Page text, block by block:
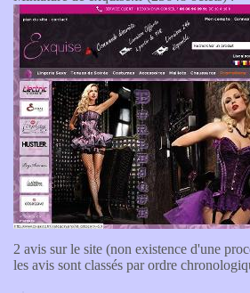
2 avis sur le site (non existence d'une
les avis sont classés par ordre